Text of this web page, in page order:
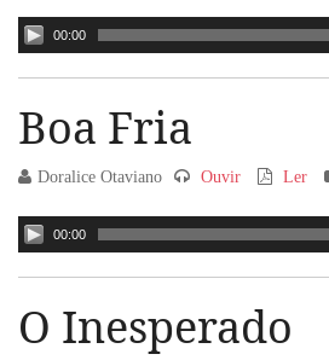
00:00
Boa Fria
Doralice Otaviano Ouvir Ler
00:00
O Inesperado